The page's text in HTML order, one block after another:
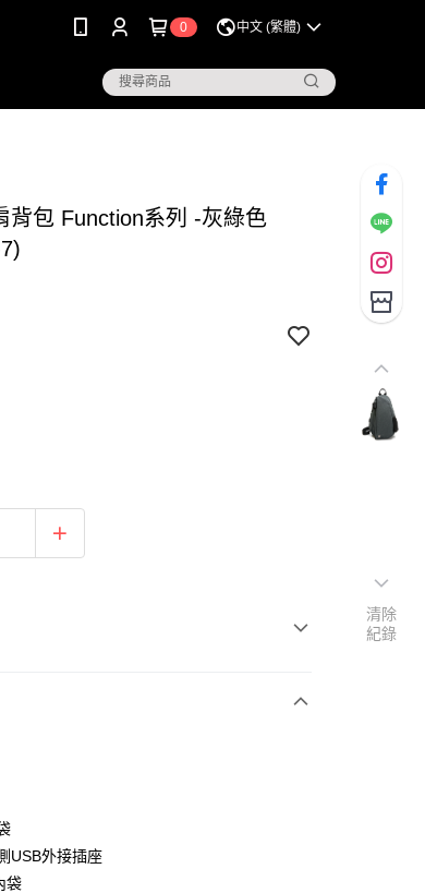
0 中文 (繁體)
背包 Function系列 -灰綠色
USB外接插座
袋
清除
紀錄